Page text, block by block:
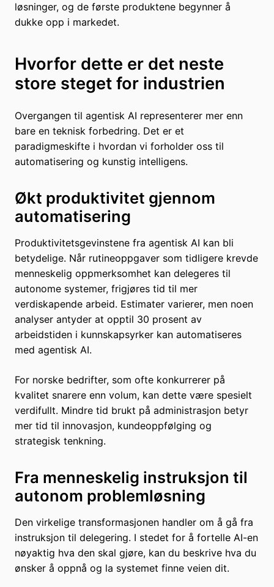
løsninger, og de første produktene begynner å
dukke opp i markedet.
Hvorfor dette er det neste
store steget for industrien
Overgangen til agentisk AI representerer mer enn
bare en teknisk forbedring. Det er et
paradigmeskifte i hvordan vi forholder oss til
automatisering og kunstig intelligens.
Økt produktivitet gjennom
automatisering
Produktivitetsgevinstene fra agentisk AI kan bli
betydelige. Når rutineoppgaver som tidligere krevde
menneskelig oppmerksomhet kan delegeres til
autonome systemer, frigjøres tid til mer
verdiskapende arbeid. Estimater varierer, men noen
analyser antyder at opptil 30 prosent av
arbeidstiden i kunnskapsyrker kan automatiseres
med agentisk AI.
For norske bedrifter, som ofte konkurrerer på
kvalitet snarere enn volum, kan dette være spesielt
verdifullt. Mindre tid brukt på administrasjon betyr
mer tid til innovasjon, kundeoppfølging og
strategisk tenkning.
Fra menneskelig instruksjon til
autonom problemløsning
Den virkelige transformasjonen handler om å gå fra
instruksjon til delegering. I stedet for å fortelle AI-en
nøyaktig hva den skal gjøre, kan du beskrive hva du
ønsker å oppnå og la systemet finne veien dit.